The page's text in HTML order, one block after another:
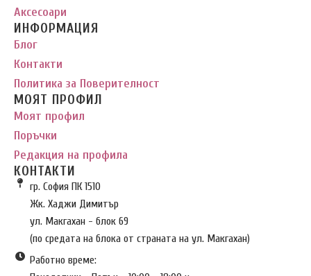
Аксесоари
ИНФОРМАЦИЯ
Блог
Контакти
Политика за Поверителност
МОЯТ ПРОФИЛ
Моят профил
Поръчки
Редакция на профила
КОНТАКТИ
гр. София ПК 1510
Жк. Хаджи Димитър
ул. Макгахан - блок 69
(по средата на блока от страната на ул. Макгахан)
Работно време: